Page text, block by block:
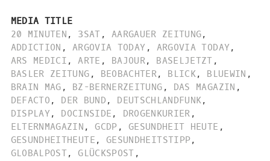
MEDIA TITLE
20 MINUTEN , 3SAT , AARGAUER ZEITUNG,
ADDICTION , ARGOVIA TODAY , ARGOVIA TODAY,
ARS MEDICI , ARTE , BAJOUR, BASELJETZT ,
BASLER ZEITUNG , BEOBACHTER, BLICK, BLUEWIN ,
BRAIN MAG , BZ-BERNERZEITUNG , DAS MAGAZIN ,
DEFACTO , DER BUND , DEUTSCHLANDFUNK,
DISPLAY, DOCINSIDE , DROGENKURIER ,
ELTERNMAGAZIN , GCDP , GESUNDHEIT HEUTE ,
GESUNDHEITHEUTE , GESUNDHEITSTIPP,
GLOBALPOST, GLÜCKSPOST ,